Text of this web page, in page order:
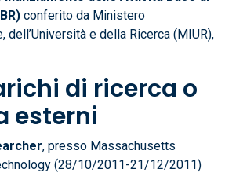
conferito da Ministero
dell’Università e della Ricerca (MIUR),
di ricerca o
esterni
, presso Massachusetts
(28/10/2011-21/12/2011)